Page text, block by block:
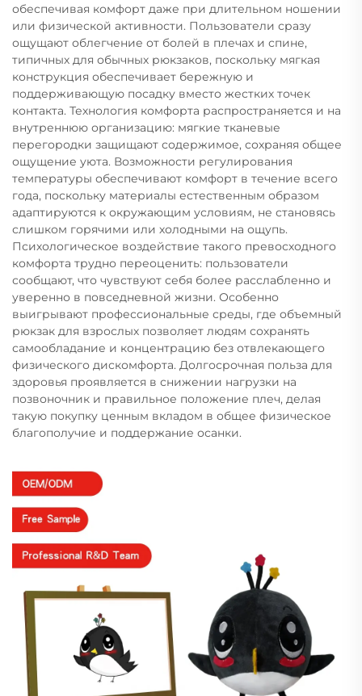
обеспечивая комфорт даже при длительном ношении
или физической активности. Пользователи сразу
ощущают облегчение от болей в плечах и спине,
типичных для обычных рюкзаков, поскольку мягкая
конструкция обеспечивает бережную и
поддерживающую посадку вместо жестких точек
контакта. Технология комфорта распространяется и на
внутреннюю организацию: мягкие тканевые
перегородки защищают содержимое, сохраняя общее
ощущение уюта. Возможности регулирования
температуры обеспечивают комфорт в течение всего
года, поскольку материалы естественным образом
адаптируются к окружающим условиям, не становясь
слишком горячими или холодными на ощупь.
Психологическое воздействие такого превосходного
комфорта трудно переоценить: пользователи
сообщают, что чувствуют себя более расслабленно и
уверенно в повседневной жизни. Особенно
выигрывают профессиональные среды, где объемный
рюкзак для взрослых позволяет людям сохранять
самообладание и концентрацию без отвлекающего
физического дискомфорта. Долгосрочная польза для
здоровья проявляется в снижении нагрузки на
позвоночник и правильное положение плеч, делая
такую покупку ценным вкладом в общее физическое
благополучие и поддержание осанки.